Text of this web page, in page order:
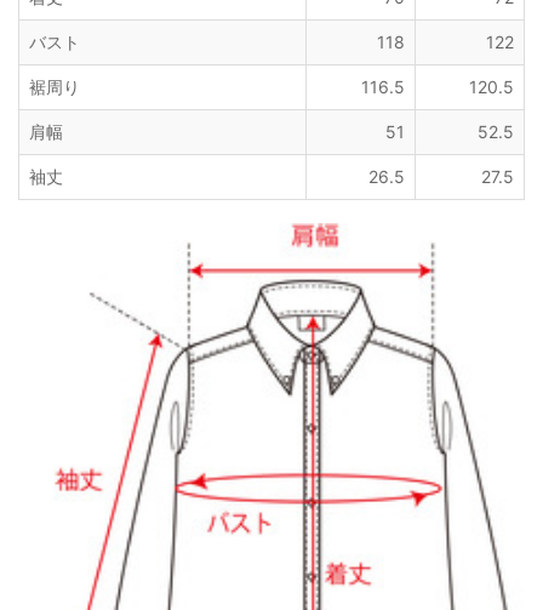
バスト 118 122
裾周り 116.5 120.5
肩幅 51 52.5
袖丈 26.5 27.5